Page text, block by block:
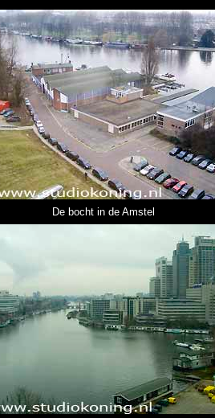
De bocht in de Amstel